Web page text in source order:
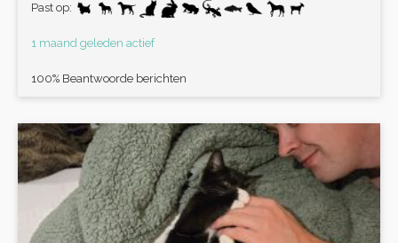
Past op:
1 maand geleden actief
100% Beantwoorde berichten